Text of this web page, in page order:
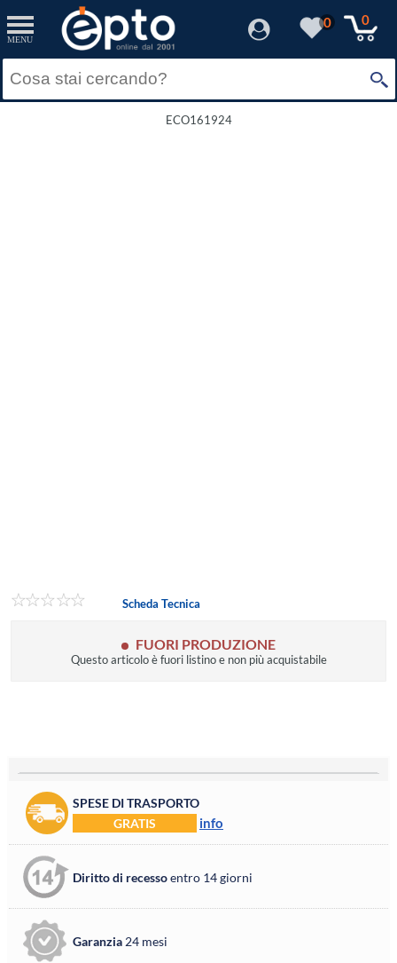
MENU
0 0
ECO161924
Scheda Tecnica
FUORI PRODUZIONE
Questo articolo è fuori listino e non più acquistabile
SPESE DI TRASPORTO
GRATIS
info
Diritto di recessoentro 14 giorni
Garanzia 24 mesi